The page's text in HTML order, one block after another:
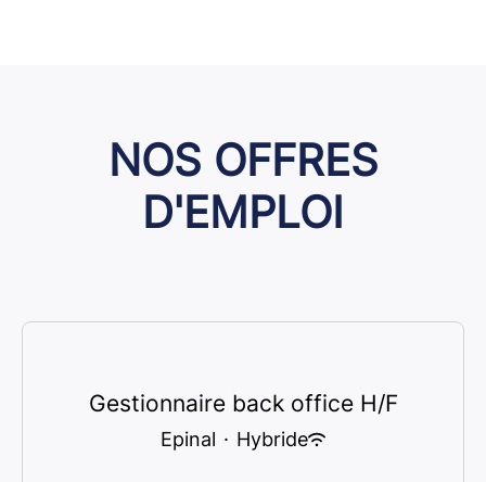
NOS OFFRES
D'EMPLOI
Gestionnaire back office H/F
Epinal · Hybride